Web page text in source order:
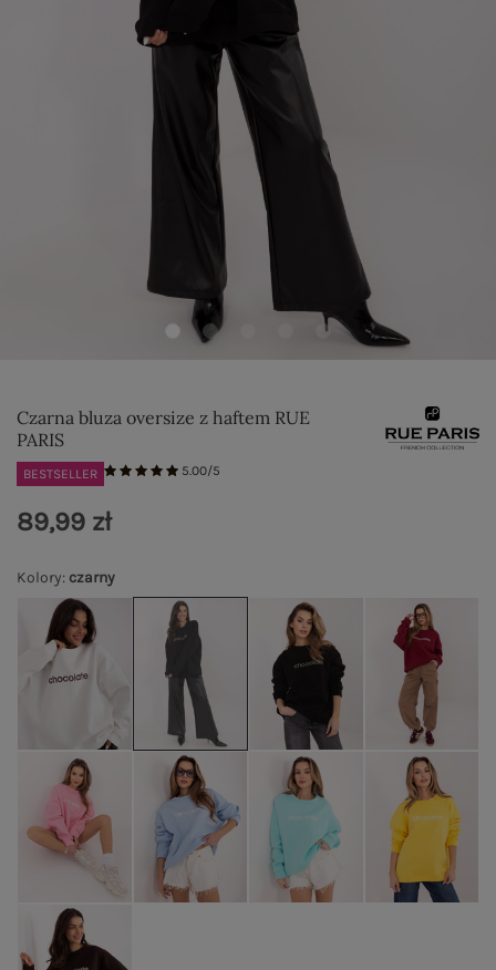
Czarna bluza oversize z haftem RUE
PARIS
BESTSELLER 5.00/5
Kolory: czarny
89,99 zł